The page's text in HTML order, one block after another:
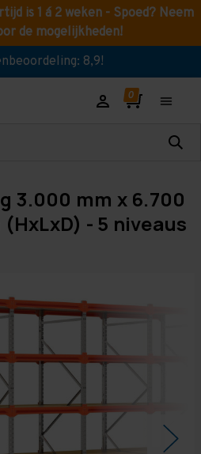
is 1 á 2 weken - Spoed? Neem
de mogelijkheden!
8,9!
3.000 mm x 6.700
- 5 niveaus